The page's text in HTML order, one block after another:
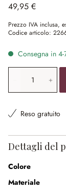
49,95 €
Prezzo IVA inclusa,
Codice articolo:
Consegna in
Quantità
Reso gratuito
Dettagli del
Colore
Materiale